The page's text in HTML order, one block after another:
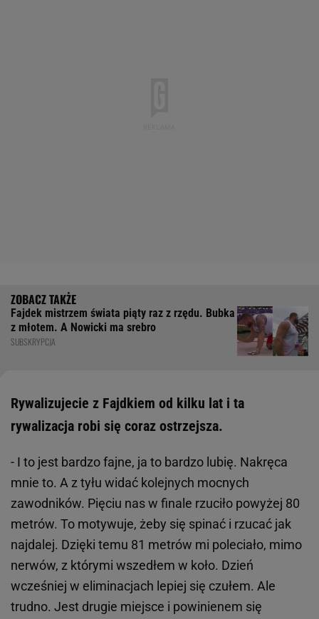
Fajdek mistrzem świata piąty raz z rzędu. Bubka
z młotem. A Nowicki ma srebro
SUBSKRYPCJA
Rywalizujecie z Fajdkiem od kilku lat i ta
rywalizacja robi się coraz ostrzejsza.
- I to jest bardzo fajne, ja to bardzo lubię. Nakręca
mnie to. A z tyłu widać kolejnych mocnych
zawodników. Pięciu nas w finale rzuciło powyżej 80
metrów. To motywuje, żeby się spinać i rzucać jak
najdalej. Dzięki temu 81 metrów mi poleciało, mimo
nerwów, z którymi wszedłem w koło. Dzień
wcześniej w eliminacjach lepiej się czułem. Ale
trudno. Jest drugie miejsce i powinienem się